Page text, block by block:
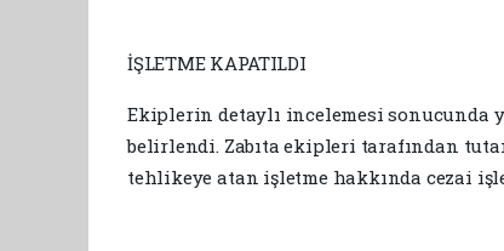
İŞLETME KAPATILDI
Ekiplerin detaylı incelemesi sonucunda
belirlendi. Zabıta ekipleri tarafından
tehlikeye atan işletme hakkında cezai